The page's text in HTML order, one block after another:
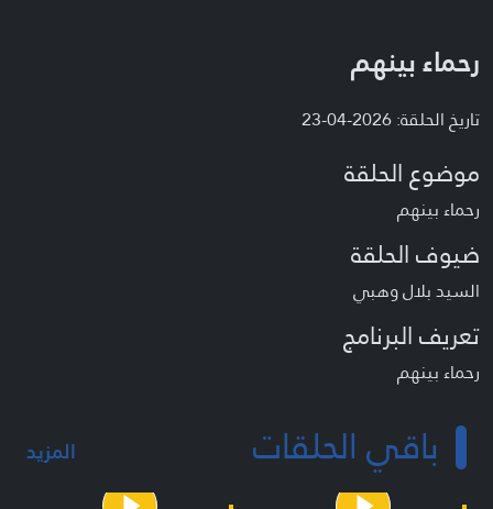
رحماء بينهم
تاريخ الحلقة: 2026-04-23
موضوع الحلقة
رحماء بينهم
ضيوف الحلقة
السيد بلال وهبي
تعريف البرنامج
رحماء بينهم
باقي الحلقات المزيد